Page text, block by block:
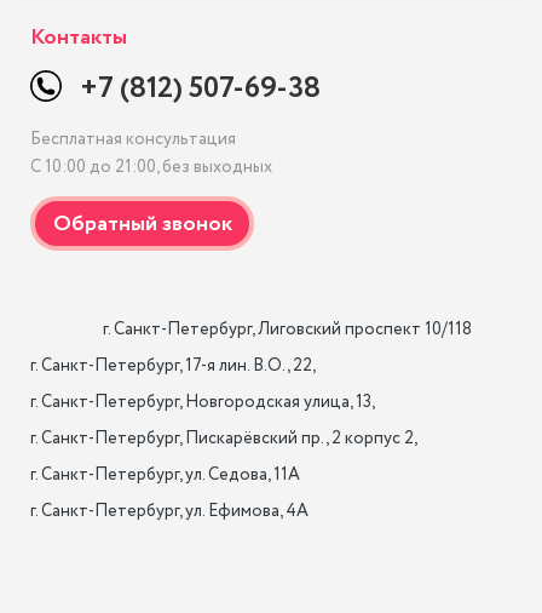
Контакты
+7 (812) 507-69-38
Бесплатная консультация
С 10:00 до 21:00, без выходных
г. Санкт-Петербург, 17-я лин. B.O., 22,
г. Санкт-Петербург, Новгородская улица, 13,
г. Санкт-Петербург, Пискарёвский пр., 2 корпус 2,
г. Санкт-Петербург, ул. Седова, 11А
г. Санкт-Петербург, ул. Ефимова, 4А